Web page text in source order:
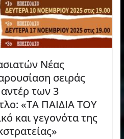
Νέας
σειράς
των 3
«ΤΑ ΠΑΙΔΙΑ ΤΟΥ
και γεγονότα της